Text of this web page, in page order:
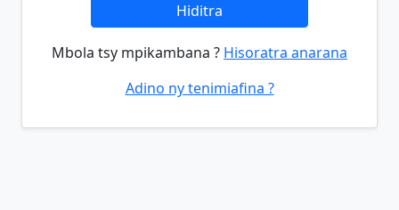
Hiditra
Mbola tsy mpikambana ? Hisoratra anarana
Adino ny tenimiafina ?